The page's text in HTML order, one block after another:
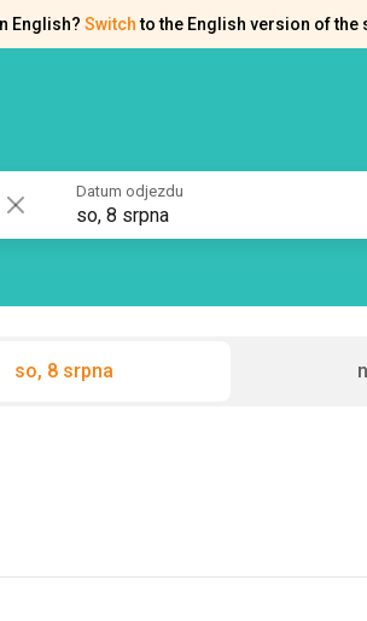
English? Switch to the English version of the
Datum odjezdu
so, 8 srpna
so, 8 srpna